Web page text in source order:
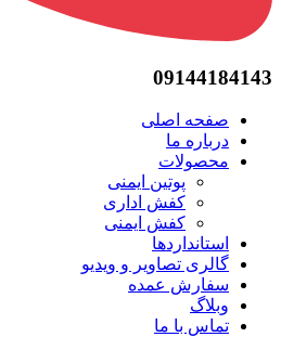
09144184143
صفحه اصلی
درباره ما
محصولات
پوتین ایمنی
کفش اداری
کفش ایمنی
استانداردها
گالری تصاویر و ویدیو
سفارش عمده
وبلاگ
تماس با ما